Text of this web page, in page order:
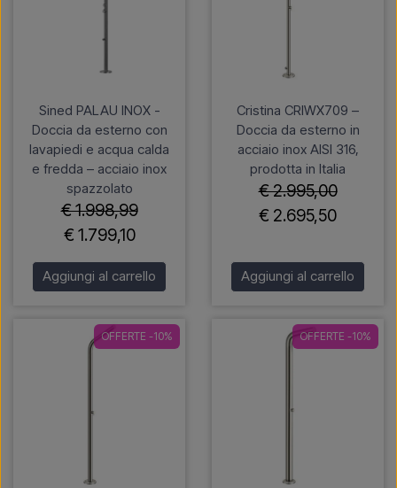
Sined PALAU INOX -
Doccia da esterno con
lavapiedi e acqua calda
e fredda – acciaio inox
spazzolato
€ 1.998,99
€ 1.799,10
Aggiungi al carrello
Cristina CRIWX709 –
Doccia da esterno in
acciaio inox AISI 316,
prodotta in Italia
€ 2.995,00
€ 2.695,50
Aggiungi al carrello
OFFERTE -10% OFFERTE -10%